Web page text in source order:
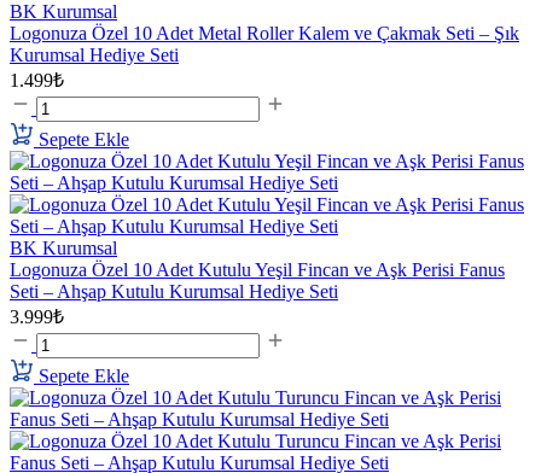
BK Kurumsal
Logonuza Özel 10 Adet Metal Roller Kalem ve Çakmak Seti – Şık
Kurumsal Hediye Seti
1.499₺
Sepete Ekle
BK Kurumsal
Logonuza Özel 10 Adet Kutulu Yeşil Fincan ve Aşk Perisi Fanus
Seti – Ahşap Kutulu Kurumsal Hediye Seti
3.999₺
Sepete Ekle